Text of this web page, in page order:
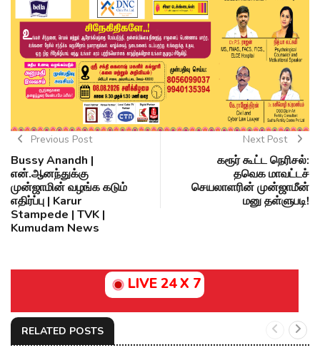
Previous Post
Bussy Anandh |
என்.ஆனந்துக்கு
முன்ஜாமின் வழங்க கடும்
எதிர்ப்பு | Karur
Stampede | TVK |
Kumudam News
Next Post
கரூர் கூட்ட நெரிசல்:
தவெக மாவட்டச்
செயலாளரின் முன்ஜாமீன்
மனு தள்ளுபடி!
LIVE 24 X 7
RELATED POSTS